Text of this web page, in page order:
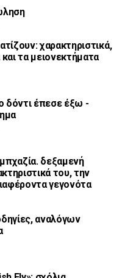
χαρακτηριστικά,
τα μειονεκτήματα
δόντι έπεσε έξω -
δεξαμενή
του, την
γεγονότα
αναλόγων